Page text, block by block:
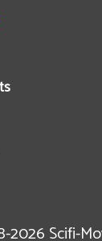
2026 Scifi-